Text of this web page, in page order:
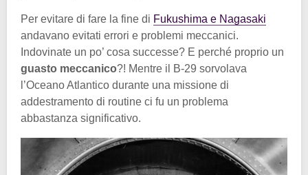
Per evitare di fare la fine di Fukushima e Nagasaki
andavano evitati errori e problemi meccanici.
Indovinate un po’ cosa successe? E perché proprio un
guasto meccanico?! Mentre il B-29 sorvolava
l’Oceano Atlantico durante una missione di
addestramento di routine ci fu un problema
abbastanza significativo.